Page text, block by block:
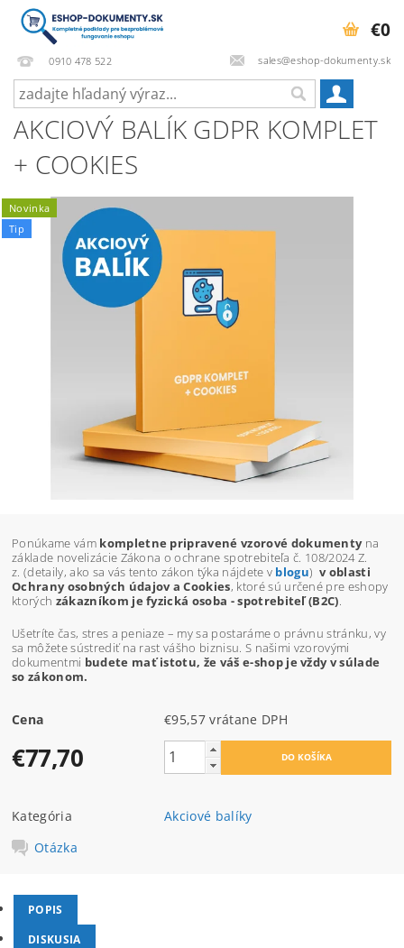
0910 478 522 sales@eshop-dokumenty.sk
€0
AKCIOVÝ BALÍK GDPR KOMPLET
+ COOKIES
Novinka
Tip
Ponúkame vám kompletne pripravené vzorové dokumentyna
základe novelizácie Zákona o ochrane spotrebiteľa č. 108/2024 Z.
z. (detaily, ako sa vás tento zákon týka nájdete v blogu) v oblasti
Ochrany osobných údajov a Cookies, ktoré sú určené pre eshopy
ktorých zákazníkom je fyzická osoba - spotrebiteľ (B2C)
Ušetríte čas, stres a peniaze – my sa postaráme o právnu stránku, vy
sa môžete sústrediť na rast vášho biznisu. S našimi vzorovými
dokumentmi budete mať istotu, že váš e-shop je vždy v súlade
so zákonom.
Cena €95,57 vrátane DPH
€77,70
Kategória
Akciové balíky
Otázka
POPIS
DISKUSIA